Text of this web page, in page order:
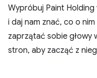
Wypróbuj Paint
i daj nam znać, co o
zaprzątać sobie głowy
stron, aby zacząć z